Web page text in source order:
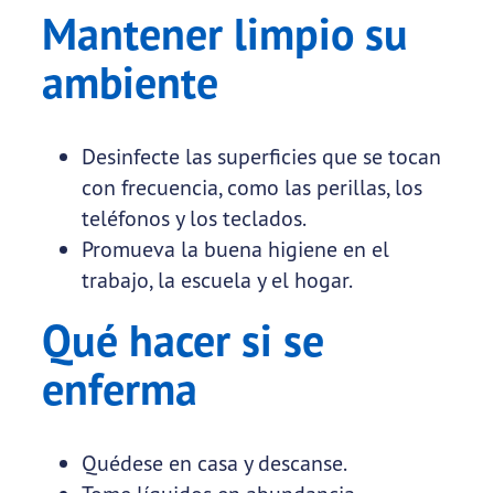
Mantener limpio su
ambiente
Desinfecte las superficies que se tocan
con frecuencia, como las perillas, los
teléfonos y los teclados.
Promueva la buena higiene en el
trabajo, la escuela y el hogar.
Qué hacer si se
enferma
Quédese en casa y descanse.